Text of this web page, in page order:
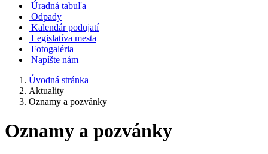
Úradná tabuľa
Odpady
Kalendár podujatí
Legislatíva mesta
Fotogaléria
Napíšte nám
Úvodná stránka
Aktuality
Oznamy a pozvánky
Oznamy a pozvánky